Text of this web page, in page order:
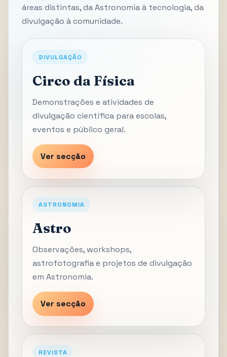
áreas distintas, da Astronomia à tecnologia, da
divulgação à comunidade.
DIVULGAÇÃO
Circo da Física
Demonstrações e atividades de
divulgação científica para escolas,
eventos e público geral.
Ver secção
ASTRONOMIA
Astro
Observações, workshops,
astrofotografia e projetos de divulgação
em Astronomia.
Ver secção
REVISTA